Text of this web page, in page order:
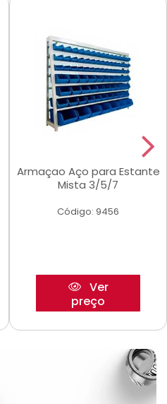
Armaçao Aço para Estante
Mista 3/5/7
Código: 9456
Ver
preço